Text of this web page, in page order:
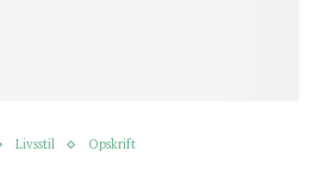
Livsstil Opskrift